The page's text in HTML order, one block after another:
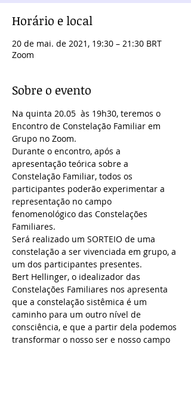
Horário e local
20 de mai. de 2021, 19:30 – 21:30 BRT
Zoom
Sobre o evento
Na quinta 20.05  às 19h30, teremos o
Encontro de Constelação Familiar em
Grupo no Zoom.
Durante o encontro, após a
apresentação teórica sobre a
Constelação Familiar, todos os
participantes poderão experimentar a
representação no campo
fenomenológico das Constelações
Familiares.
Será realizado um SORTEIO de uma
constelação a ser vivenciada em grupo, a
um dos participantes presentes.
Bert Hellinger, o idealizador das
Constelações Familiares nos apresenta
que a constelação sistêmica é um
caminho para um outro nível de
consciência, e que a partir dela podemos
transformar o nosso ser e nosso campo